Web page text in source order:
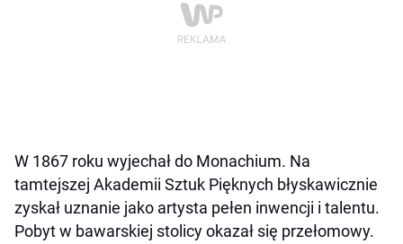
W 1867 roku wyjechał do Monachium. Na
tamtejszej Akademii Sztuk Pięknych błyskawicznie
zyskał uznanie jako artysta pełen inwencji i talentu.
Pobyt w bawarskiej stolicy okazał się przełomowy.